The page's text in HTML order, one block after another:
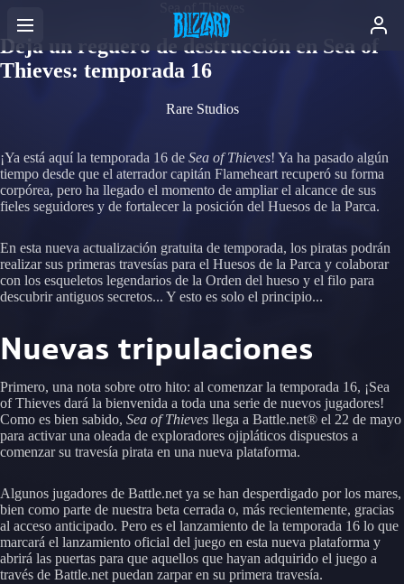
Deja un reguero de destrucción en Sea of
Thieves: temporada 16
Rare Studios
¡Ya está aquí la temporada 16 de Sea of Thieves! Ya ha pasado algún
tiempo desde que el aterrador capitán Flameheart recuperó su forma
corpórea, pero ha llegado el momento de ampliar el alcance de sus
fieles seguidores y de fortalecer la posición del Huesos de la Parca.
En esta nueva actualización gratuita de temporada, los piratas podrán
realizar sus primeras travesías para el Huesos de la Parca y colaborar
con los esqueletos legendarios de la Orden del hueso y el filo para
descubrir antiguos secretos... Y esto es solo el principio...
Nuevas tripulaciones
Primero, una nota sobre otro hito: al comenzar la temporada 16, ¡Sea
of Thieves dará la bienvenida a toda una serie de nuevos jugadores!
Como es bien sabido, Sea of Thieves llega a Battle.net® el 22 de mayo
para activar una oleada de exploradores ojipláticos dispuestos a
comenzar su travesía pirata en una nueva plataforma.
Algunos jugadores de Battle.net ya se han desperdigado por los mares,
bien como parte de nuestra beta cerrada o, más recientemente, gracias
al acceso anticipado. Pero es el lanzamiento de la temporada 16 lo que
marcará el lanzamiento oficial del juego en esta nueva plataforma y
abrirá las puertas para que aquellos que hayan adquirido el juego a
través de Battle.net puedan zarpar en su primera travesía.